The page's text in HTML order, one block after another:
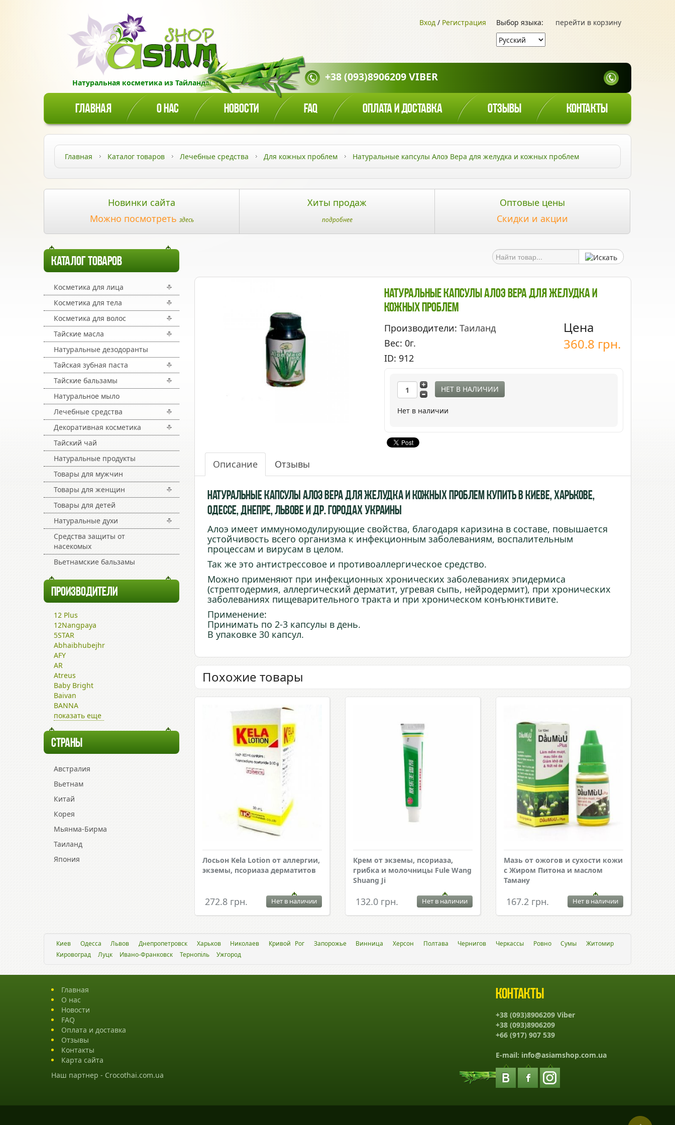
Натуральная косметика из Тайланда!
перейти в корзину
Выбор языка:
Вход / Регистрация
+38 (093)8906209 VIBER
ГЛАВНАЯ О НАС НОВОСТИ FAQ ОПЛАТА И ДОСТАВКА ОТЗЫВЫ КОНТАКТЫ
Главная Каталог товаров Лечебные средства Для кожных проблем Натуральные капсулы Алоэ Вера для желудка и кожных проблем
Новинки сайта
Можно посмотреть здесь
Хиты продаж
подробнее
Оптовые цены
Скидки и акции
КАТАЛОГ ТОВАРОВ
Косметика для лица
Косметика для тела
Косметика для волос
Тайские масла
Натуральные дезодоранты
Тайская зубная паста
Тайские бальзамы
Натуральное мыло
Лечебные средства
Декоративная косметика
Тайский чай
Натуральные продукты
Товары для мужчин
Товары для женщин
Товары для детей
Натуральные духи
Средства защиты от
насекомых
Вьетнамские бальзамы
ПРОИЗВОДИТЕЛИ
12 Plus
12Nangpaya
5STAR
Abhaibhubejhr
AFY
AR
Atreus
Baby Bright
Baivan
BANNA
показать еще
СТРАНЫ
Австралия
Вьетнам
Китай
Корея
Мьянма-Бирма
Таиланд
Япония
Натуральные Капсулы Алоэ Вера Для Желудка И
Кожных Проблем
Производители: Таиланд
Вес: 0г.
ID: 912
Цена
360.8 грн.
НЕТ В НАЛИЧИИ
Нет в наличии
Описание Отзывы
Натуральные капсулы Алоэ Вера для желудка и кожных проблем купить в Киеве, Харькове,
Одессе, Днепре, Львове и др. городах Украины
Алоэ имеет иммуномодулирующие свойства, благодаря каризина в составе, повышается
устойчивость всего организма к инфекционным заболеваниям, воспалительным
процессам и вирусам в целом.
Так же это антистрессовое и противоаллергическое средство.
Можно применяют при инфекционных хронических заболеваниях эпидермиса
(стрептодермия, аллергический дерматит, угревая сыпь, нейродермит), при хронических
заболеваниях пищеварительного тракта и при хроническом конъюнктивите.
Применение:
Принимать по 2-3 капсулы в день.
В упаковке 30 капсул.
Похожие товары
Лосьон Kela Lotion от аллергии,
экземы, псориаза дерматитов
272.8 грн. Нет в наличии
Крем от экземы, псориаза,
грибка и молочницы Fule Wang
Shuang Ji
132.0 грн. Нет в наличии
Мазь от ожогов и сухости кожи
с Жиром Питона и маслом
Таману
167.2 грн. Нет в наличии
Киев Одесса Львов Днепропетровск Харьков Николаев Кривой Рог Запорожье Винница Херсон Полтава Чернигов Черкассы Ровно Сумы
Житомир
Кировоград
Луцк Ивано-Франковск Тернопіль Ужгород
Главная
О нас
Новости
FAQ
Оплата и доставка
Отзывы
Контакты
Карта сайта
Наш партнер - Crocothai.com.ua
Контакты
+38 (093)8906209 Viber
+38 (093)8906209
+66 (917) 907 539
E-mail: info@asiamshop.com.ua